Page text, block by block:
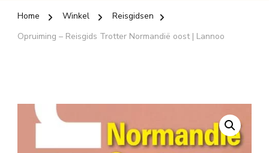
Home Winkel
Reisgidsen
Opruiming – Reisgids Trotter Normandië oost | Lannoo